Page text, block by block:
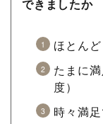
できましたか
ほとん
たまに
度）
時々満